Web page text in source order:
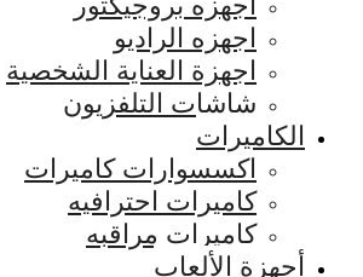
اجهزه الراديو
اجهزة العناية الشخصية
شاشات التلفزيون
الكاميرات
اكسسوارات كاميرات
كاميرات احترافيه
كاميرات مراقبه
أجهزة الألعاب